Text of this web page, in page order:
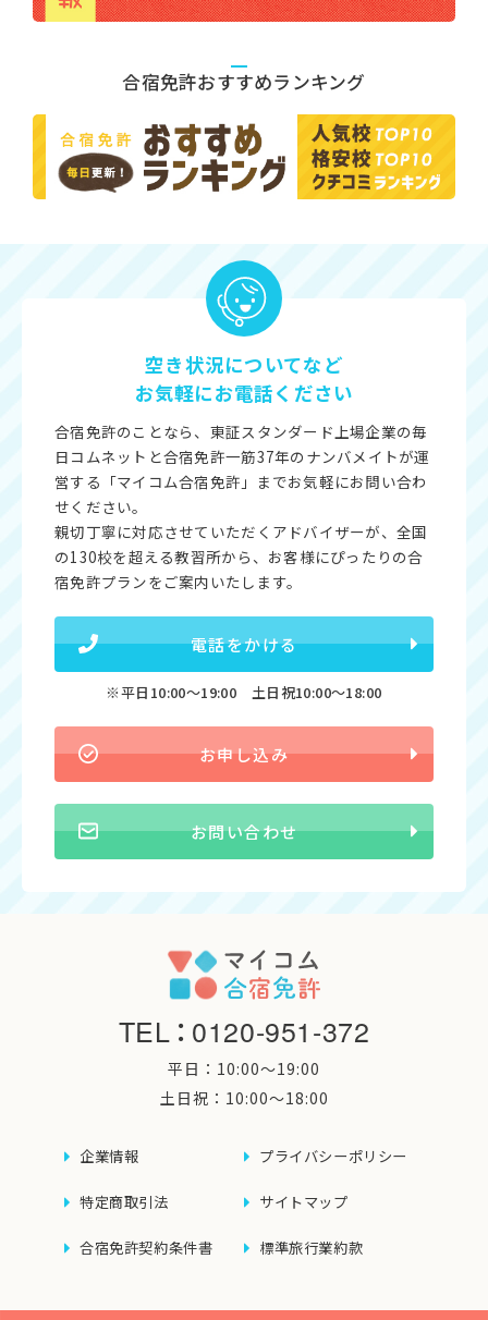
合宿免許おすすめランキング
空き状況についてなど
お気軽にお電話ください
合宿免許のことなら、東証スタンダード上場企業の毎
日コムネットと合宿免許一筋37年のナンバメイトが運
営する「マイコム合宿免許」までお気軽にお問い合わ
せください。
親切丁寧に対応させていただくアドバイザーが、全国
の130校を超える教習所から、お客様にぴったりの合
宿免許プランをご案内いたします。
電話をかける
※平日10:00〜19:00 土日祝10:00〜18:00
お申し込み
お問い合わせ
TEL：0120-951-372
平日：10:00〜19:00
土日祝：10:00〜18:00
企業情報 プライバシーポリシー
特定商取引法 サイトマップ
合宿免許契約条件書 標準旅行業約款